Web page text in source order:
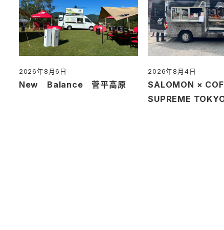
New Balance 菅平高原
2026年8月6日
SALOMON ×
SUPREME
2026年8月4日